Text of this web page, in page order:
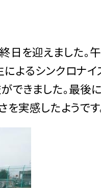
日を迎えました。
によるシンクロナ
できました。最後
実感したようです